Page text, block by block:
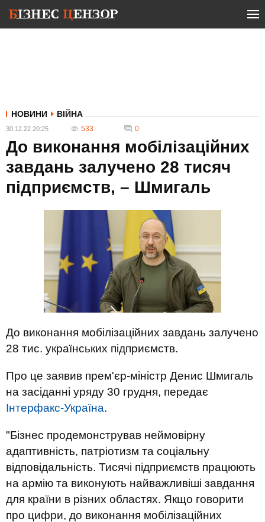
НОВИНИ ВІЙНА
30.12.22 20:25 533 0
До виконання мобілізаційних
завдань залучено 28 тисяч
підприємств, – Шмигаль
До виконання мобілізаційних завдань залучено
28 тис. українських підприємств.
Про це заявив прем'єр-міністр Денис Шмигаль
на засіданні уряду 30 грудня, передає
Інтерфакс-Україна.
"Бізнес продемонстрував неймовірну
адаптивність, патріотизм та соціальну
відповідальність. Тисячі підприємств працюють
на армію та виконують найважливіші завдання
для країни в різних областях. Якщо говорити
про цифри, до виконання мобілізаційних